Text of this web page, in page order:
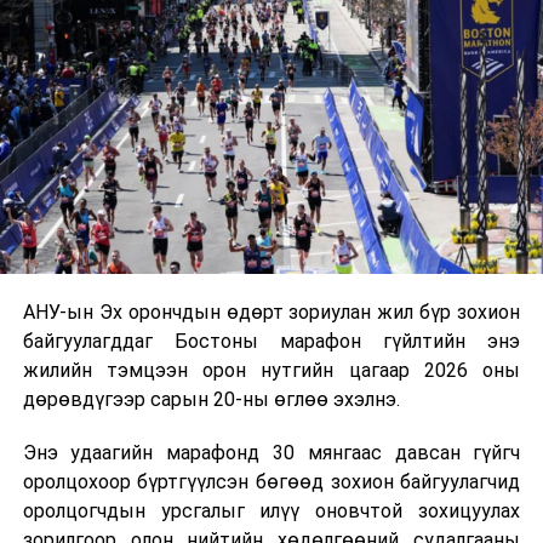
аппликейшн ашиглана
Польш улсын үзэгчдийн хүртээл болгоно.
АНУ-ын Эх орончдын өдөрт зориулан жил бүр зохион
байгуулагддаг Бостоны марафон гүйлтийн энэ
жилийн тэмцээн орон нутгийн цагаар 2026 оны
дөрөвдүгээр сарын 20-ны өглөө эхэлнэ.
Энэ удаагийн марафонд 30 мянгаас давсан гүйгч
оролцохоор бүртгүүлсэн бөгөөд зохион байгуулагчид
оролцогчдын урсгалыг илүү оновчтой зохицуулах